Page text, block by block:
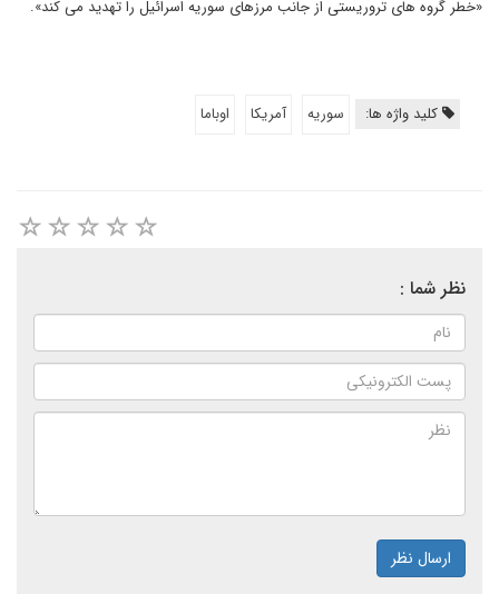
«خطر گروه های تروریستی از جانب مرزهای سوریه اسرائیل را تهدید می کند».
کلید واژه ها: سوریه آمریکا اوباما
نظر شما :
ارسال نظر